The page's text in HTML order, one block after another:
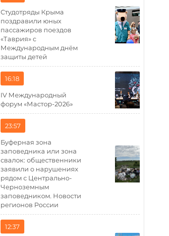
Студотряды Крыма
поздравили юных
пассажиров поездов
«Таврия» с
Международным днём
защиты детей
16:18
IV Международный
форум «Мастор-2026»
23:57
Буферная зона
заповедника или зона
свалок: общественники
заявили о нарушениях
рядом с Центрально-
Черноземным
заповедником. Новости
регионов России
12:37